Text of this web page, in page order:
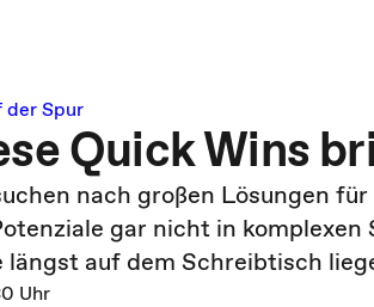
der Spur
Quick Wins
nach großen Lösungen
gar nicht in
längst auf dem Schreibtisch
Uhr